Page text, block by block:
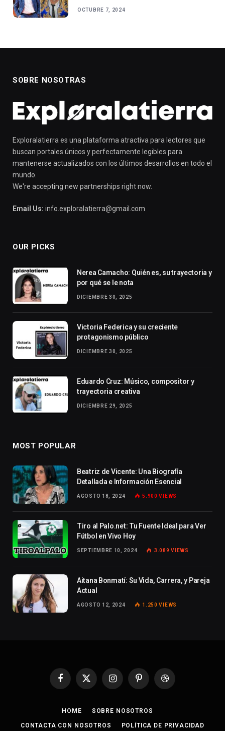
OCTUBRE 7, 2024
SOBRE NOSOTRAS
Exploralatierra es una plataforma atractiva para lectores que
buscan portales únicos y perfectamente legibles para
mantenerse actualizados con los últimos desarrollos en todo el
mundo.
We're accepting new partnerships right now.
Email Us: info.exploralatierra@gmail.com
OUR PICKS
Nerea Camacho: Quién es, su trayectoria y
por qué se le nota
DICIEMBRE 30, 2025
Victoria Federica y su creciente
protagonismo público
DICIEMBRE 30, 2025
Eduardo Cruz: Músico, compositor y
trayectoria creativa
DICIEMBRE 29, 2025
MOST POPULAR
Beatriz de Vicente: Una Biografía
Detallada e Información Esencial
AGOSTO 18, 2024 5.900VIEWS
Tiro al Palo.net: Tu Fuente Ideal para Ver
Fútbol en Vivo Hoy
SEPTIEMBRE 10, 2024 3.089VIEWS
Aitana Bonmatí: Su Vida, Carrera, y Pareja
Actual
AGOSTO 12, 2024 1.250VIEWS
Facebook
X
InstagramPinterestDribbble
HOME SOBRE NOSOTROS
CONTACTA CON NOSOTROS POLÍTICA DE PRIVACIDAD